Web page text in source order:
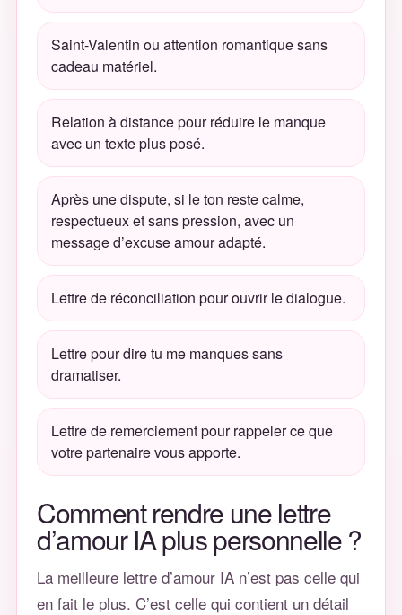
Saint-Valentin ou attention romantique sans
cadeau matériel.
Relation à distancepour réduire le manque
avec un texte plus posé.
Après une dispute, si le ton reste calme,
respectueux et sans pression, avec un
message d’excuse amouradapté.
Lettre de réconciliation pour ouvrir le dialogue.
Lettre pour diretu me manquessans
dramatiser.
Lettre de remerciement pour rappeler ce que
votre partenaire vous apporte.
Comment rendre une lettre
d’amour IA plus personnelle ?
La meilleure lettre d’amour IA n’est pas celle qui
en fait le plus. C’est celle qui contient un détail